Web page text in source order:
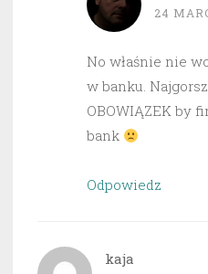
24
No właśnie nie
w banku.
OBOWIĄZEK by
bank
Odpowiedz
kaja